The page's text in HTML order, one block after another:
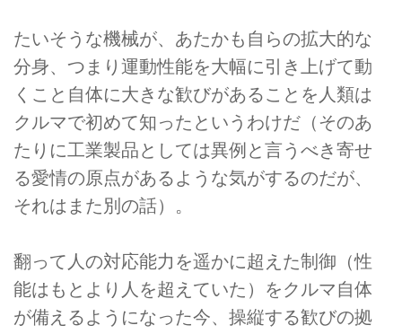
たいそうな機械が、あたかも自らの拡大的な
分身、つまり運動性能を大幅に引き上げて動
くこと自体に大きな歓びがあることを人類は
クルマで初めて知ったというわけだ（そのあ
たりに工業製品としては異例と言うべき寄せ
る愛情の原点があるような気がするのだが、
それはまた別の話）。
翻って人の対応能力を遥かに超えた制御（性
能はもとより人を超えていた）をクルマ自体
が備えるようになった今、操縦する歓びの拠